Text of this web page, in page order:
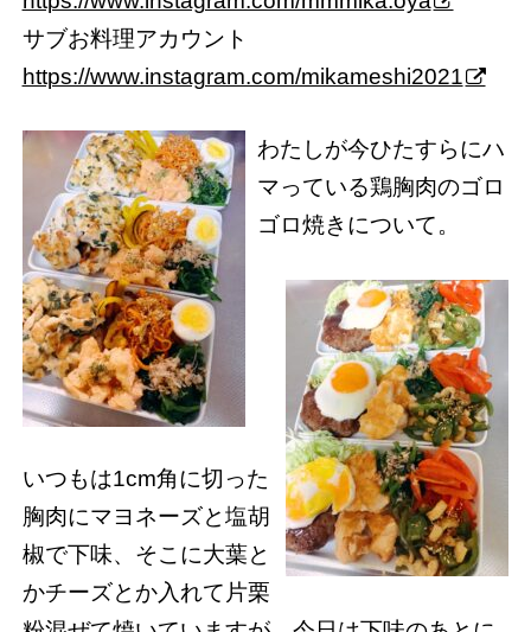
サブお料理アカウント
https://www.instagram.com/mikameshi2021
わたしが今ひたすらにハ
マっている鶏胸肉のゴロ
ゴロ焼きについて。
いつもは1cm角に切った
胸肉にマヨネーズと塩胡
椒で下味、そこに大葉と
かチーズとか入れて片栗